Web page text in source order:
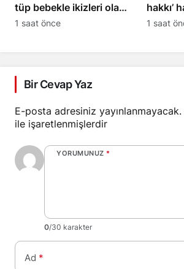
tüp bebekle ikizleri olan
aileyi ziyaret etti
1 saat önce
hakkı’
1 saat
Bir Cevap Yaz
E-posta adresiniz yayınlanmayacak.
ile işaretlenmişlerdir
YORUMUNUZ *
0/30 karakter
Ad *